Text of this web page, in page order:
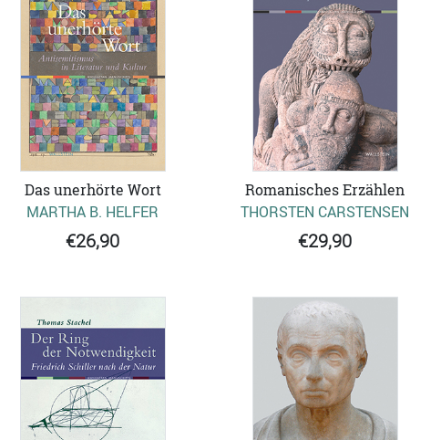
Das unerhörte Wort
MARTHA B. HELFER
€26,90
Romanisches Erzählen
THORSTEN CARSTENSEN
€29,90